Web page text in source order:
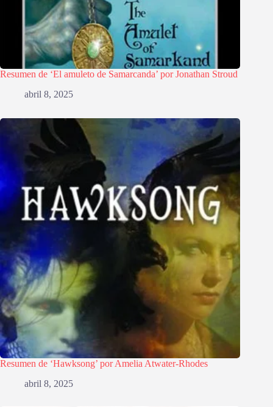
Resumen de ‘El amuleto de Samarcanda’ por Jonathan Stroud
abril 8, 2025
Resumen de ‘Hawksong’ por Amelia Atwater-Rhodes
abril 8, 2025